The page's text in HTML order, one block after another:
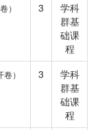
） 3
学科
群基
础课
程
） 3
学科
群基
础课
程